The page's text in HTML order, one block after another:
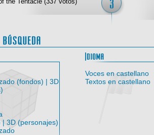
Entorno
(fondos) | 3D
| 3D (personajes)
Voces en castellano
Textos en castellano